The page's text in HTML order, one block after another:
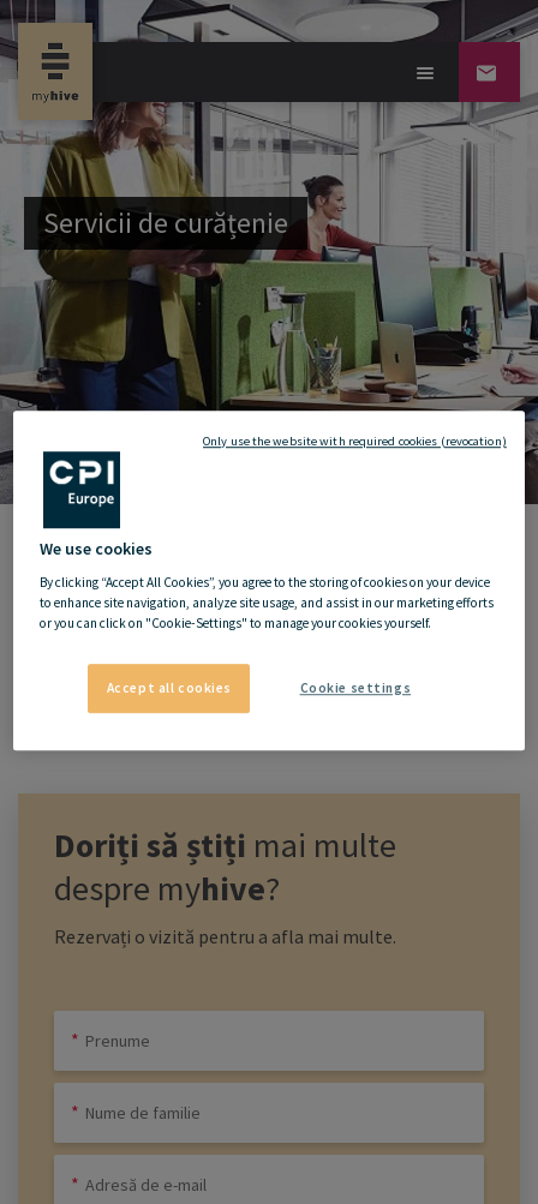
Servicii de curățenie
Servicii de curățenie
Doriți să știți mai multe
despre myhive?
Rezervați o vizită pentru a afla mai multe.
We use cookies
By clicking “Accept All Cookies”, you agree to the storing of cookies on your device
to enhance site navigation, analyze site usage, and assist in our marketing efforts
or you can click on "Cookie-Settings" to manage your cookies yourself.
Accept all cookies Cookie settings
Only use the website with required cookies (revocation)